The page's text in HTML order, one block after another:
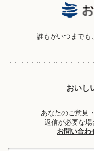
誰もがいつまでも
おいし
あなたのご意見
返信が必要な
お問い合わ